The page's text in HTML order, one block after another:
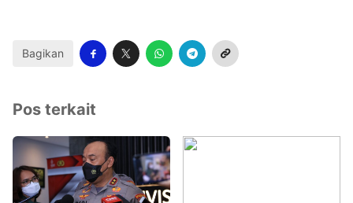
Bagikan
Pos terkait